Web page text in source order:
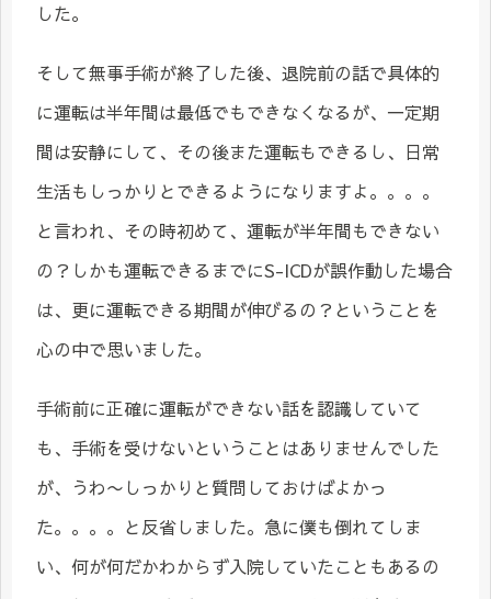
した。
そして無事手術が終了した後、退院前の話で具体的
に運転は半年間は最低でもできなくなるが、一定期
間は安静にして、その後また運転もできるし、日常
生活もしっかりとできるようになりますよ。。。。
と言われ、その時初めて、運転が半年間もできない
の？しかも運転できるまでにS-ICDが誤作動した場合
は、更に運転できる期間が伸びるの？ということを
心の中で思いました。
手術前に正確に運転ができない話を認識していて
も、手術を受けないということはありませんでした
が、うわ〜しっかりと質問しておけばよかっ
た。。。。と反省しました。急に僕も倒れてしま
い、何が何だかわからず入院していたこともあるの